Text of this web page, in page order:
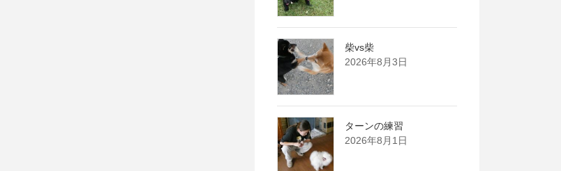
柴vs柴
2026年8月3日
ターンの練習
2026年8月1日